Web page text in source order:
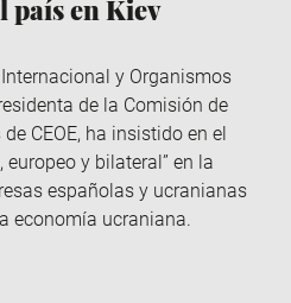
en Kiev
y Organismos
de la Comisión de
CEOE, ha insistido en el
y bilateral” en la
españolas y ucranianas
economía ucraniana.